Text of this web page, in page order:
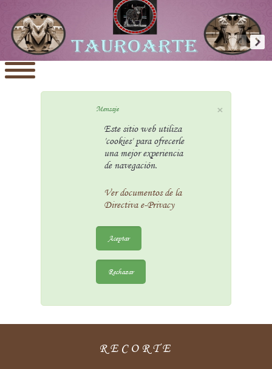
×
Mensaje
Este sitio web utiliza
'cookies' para ofrecerle
una mejor experiencia
de navegación.
Ver documentos de la
Directiva e-Privacy
Aceptar
Rechazar
RECORTE